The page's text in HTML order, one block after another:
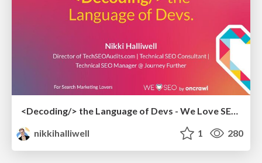
nikkihalliwell
1 280